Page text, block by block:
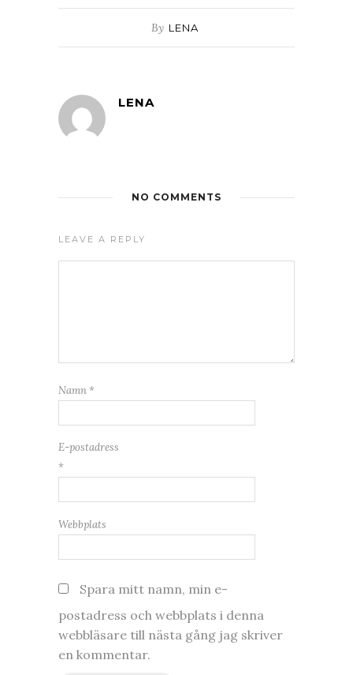
By LENA
LENA
NO COMMENTS
LEAVE A REPLY
Namn *
E-postadress
*
Webbplats
Spara mitt namn, min e-
postadress och webbplats i denna
webbläsare till nästa gång jag skriver
en kommentar.